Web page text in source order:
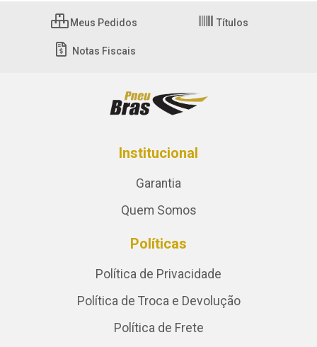
Meus Pedidos Títulos
Notas Fiscais
Institucional
Garantia
Quem Somos
Políticas
Política de Privacidade
Política de Troca e Devolução
Política de Frete